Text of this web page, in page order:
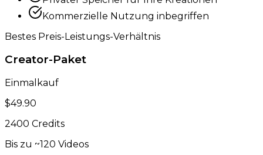
Kommerzielle Nutzung inbegriffen
Bestes Preis-Leistungs-Verhältnis
Creator-Paket
Einmalkauf
$49.90
2400 Credits
Bis zu ~120 Videos